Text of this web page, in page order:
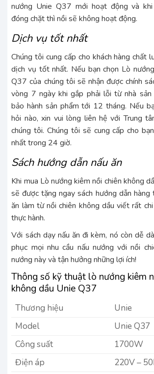
nướng Unie Q37 mới hoạt động và
đóng chặt thì nồi sẽ không hoạt động.
Dịch vụ tốt nhất
Chúng tôi cung cấp cho khách hàng chất
dịch vụ tốt nhất. Nếu bạn chọn Lò
Q37 của chúng tôi sẽ nhận được chính
vòng 7 ngày khi gắp phải lỗi từ nhà
bảo hành sản phẩm tới 12 tháng. Nếu
hỏi nào, xin vui lòng liên hệ với Trung
chúng tôi. Chúng tôi sẽ cung cấp cho
nhất trong 24 giờ.
Sách hướng dẫn nấu ăn
Khi mua Lò nướng kiêm nồi chiên không
sẽ được tặng ngay sách hướng dẫn hàng
ăn làm từ nồi chiên không dầu viết rất
thực hành.
Với sách dạy nấu ăn đi kèm, nó còn dễ
phục mọi nhu cầu nấu nướng với nồi
nướng này và tận hưởng những lợi ích!
Thông số kỹ thuật lò nướng kiêm
không dầu Unie Q37
Thương hiệu
Unie
Model
Unie Q37
Công suất
1700W
Điện áp
220V –